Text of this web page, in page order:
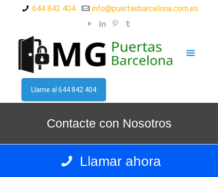
644 842 404 info@puertasbarcelona.com.es
Llame al 644 842 404
Contacte con Nosotros
Llamar ahora